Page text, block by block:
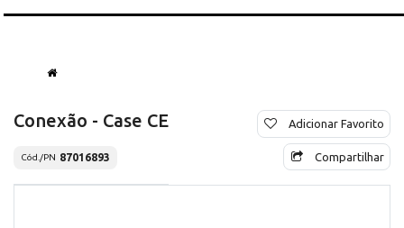
Conexão - Case CE
Cód./PN 87016893
Adicionar Favorito
Compartilhar